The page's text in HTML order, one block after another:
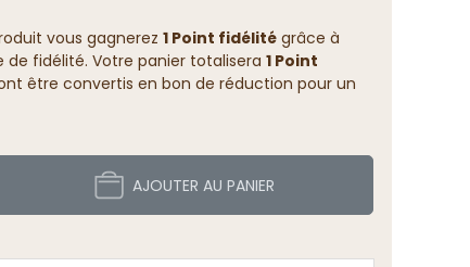
vous gagnerez 1 Point fidélitégrâce à
fidélité. Votre panier totalisera 1 Point
être convertis en bon de réduction pour un
AJOUTER AU PANIER